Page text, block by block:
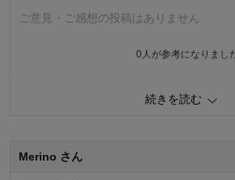
ご意見・ご感想の投稿はありません
0 人が参考になりまし
4.0
続きを読む
Merino さん